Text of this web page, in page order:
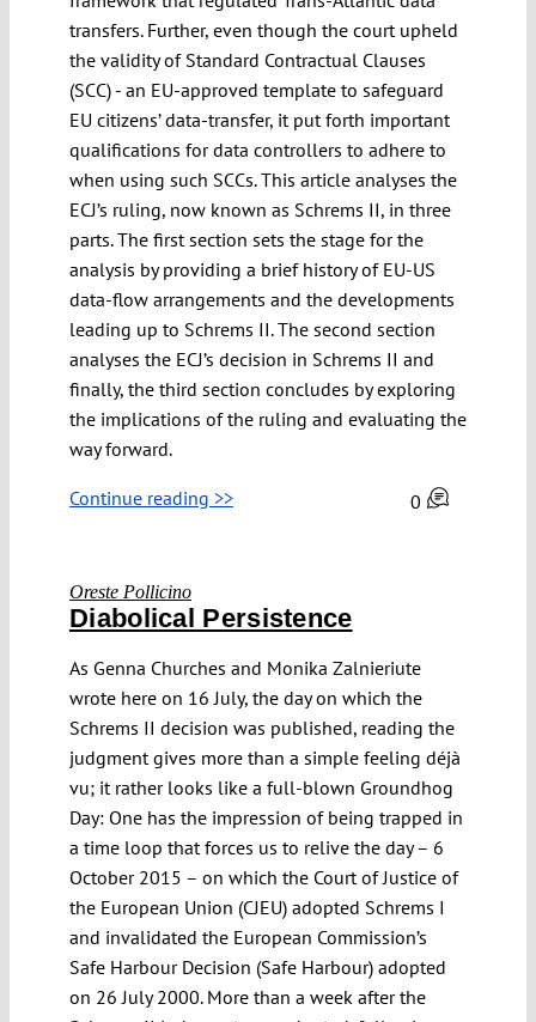
transfers. Further, even though the court upheld
the validity of Standard Contractual Clauses
(SCC) - an EU-approved template to safeguard
EU citizens’ data-transfer, it put forth important
qualifications for data controllers to adhere to
when using such SCCs. This article analyses the
ECJ’s ruling, now known as Schrems II, in three
parts. The first section sets the stage for the
analysis by providing a brief history of EU-US
data-flow arrangements and the developments
leading up to Schrems II. The second section
analyses the ECJ’s decision in Schrems II and
finally, the third section concludes by exploring
the implications of the ruling and evaluating the
way forward.
Continue reading >> 0
Oreste Pollicino
Diabolical Persistence
As Genna Churches and Monika Zalnieriute
wrote here on 16 July, the day on which the
Schrems II decision was published, reading the
judgment gives more than a simple feeling déjà
vu; it rather looks like a full-blown Groundhog
Day: One has the impression of being trapped in
a time loop that forces us to relive the day – 6
October 2015 – on which the Court of Justice of
the European Union (CJEU) adopted Schrems I
and invalidated the European Commission’s
Safe Harbour Decision (Safe Harbour) adopted
on 26 July 2000. More than a week after the